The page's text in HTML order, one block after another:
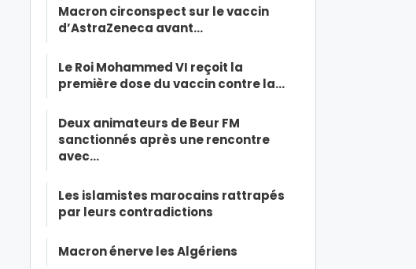
Macron circonspect sur le vaccin
d’AstraZeneca avant…
Le Roi Mohammed VI reçoit la
première dose du vaccin contre la…
Deux animateurs de Beur FM
sanctionnés après une rencontre
avec…
Les islamistes marocains rattrapés
par leurs contradictions
Macron énerve les Algériens